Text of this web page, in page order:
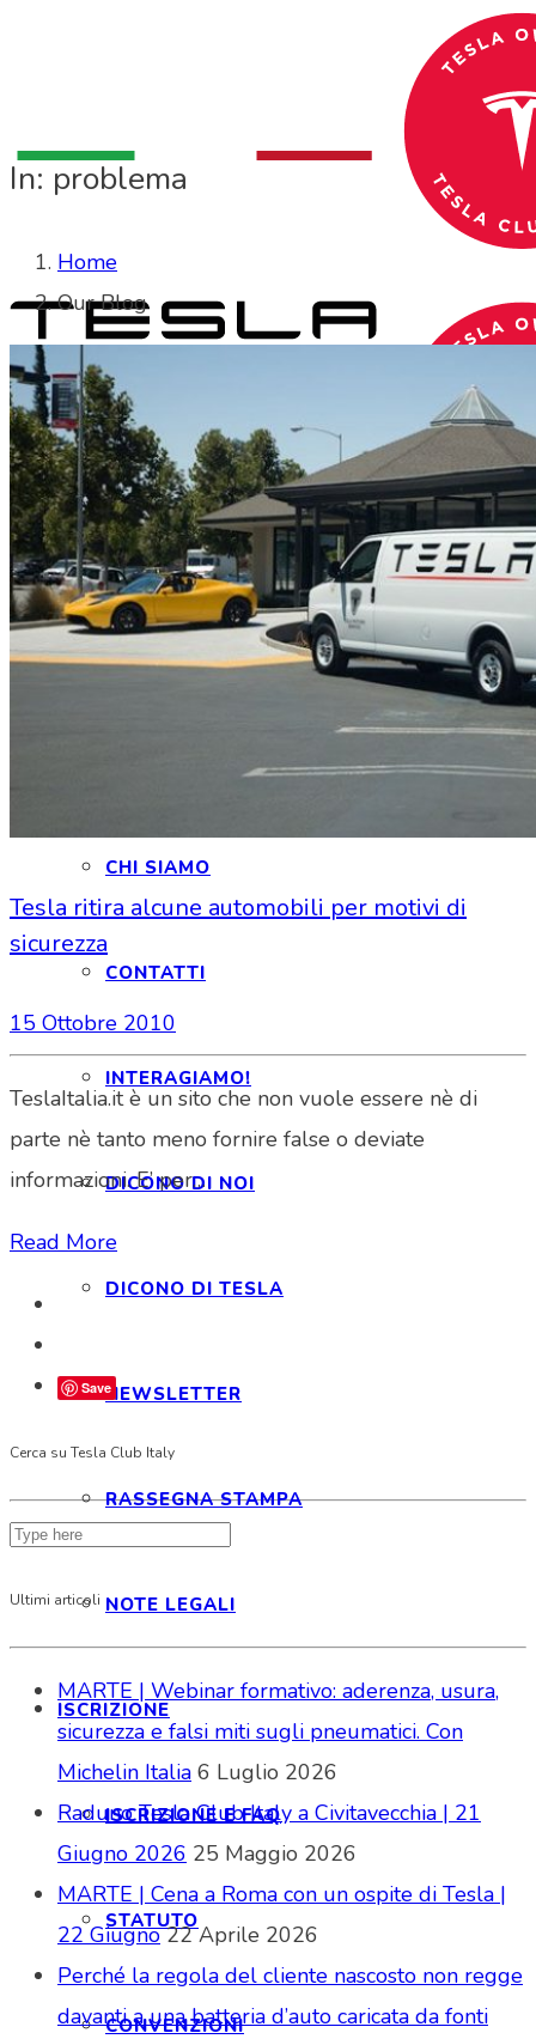
HOME
CHI SIAMO
CONTATTI
INTERAGIAMO!
DICONO DI NOI
DICONO DI TESLA
NEWSLETTER
RASSEGNA STAMPA
NOTE LEGALI
ISCRIZIONE
ISCRIZIONE E FAQ
STATUTO
CONVENZIONI
In: problema
Home
Our Blog
Tesla ritira alcune automobili per motivi di
sicurezza
15 Ottobre 2010
TeslaItalia.it è un sito che non vuole essere nè di
parte nè tanto meno fornire false o deviate
informazioni. E’ per…
Read More
Save
Cerca su Tesla Club Italy
Ultimi articoli
MARTE | Webinar formativo: aderenza, usura,
sicurezza e falsi miti sugli pneumatici. Con
Michelin Italia 6 Luglio 2026
Raduno Tesla Club Italy a Civitavecchia | 21
Giugno 2026 25 Maggio 2026
MARTE | Cena a Roma con un ospite di Tesla |
22 Giugno 22 Aprile 2026
Perché la regola del cliente nascosto non regge
davanti a una batteria d’auto caricata da fonti